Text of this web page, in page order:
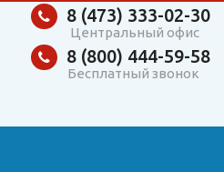
8 (473) 333-02-30
Центральный офис
8 (800) 444-59-58
Бесплатный звонок